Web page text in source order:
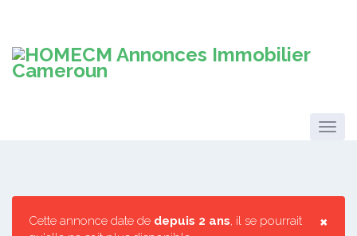
×
Cette annonce date de depuis 2 ans, il se pourrait